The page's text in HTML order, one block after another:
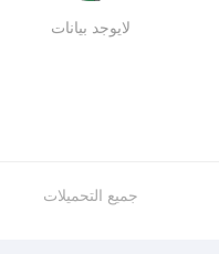
لايوجد بيانات
جميع التحميلات